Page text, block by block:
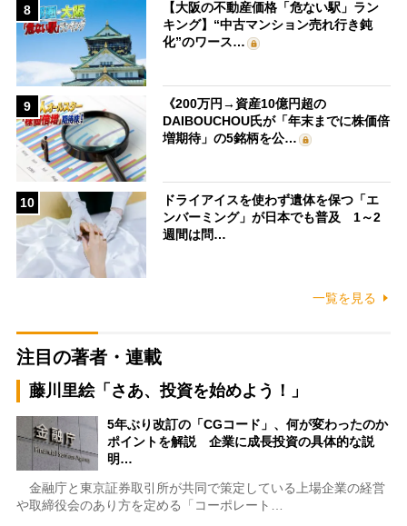
8
【大阪の不動産価格「危ない駅」ラン
キング】“中古マンション売れ行き鈍
化”のワース…
9
《200万円→資産10億円超の
DAIBOUCHOU氏が「年末までに株価倍
増期待」の5銘柄を公…
10
ドライアイスを使わず遺体を保つ「エ
ンバーミング」が日本でも普及 1～2
週間は問…
一覧を見る
注目の著者・連載
藤川里絵「さあ、投資を始めよう！」
5年ぶり改訂の「CGコード」、何が変わったのか
ポイントを解説 企業に成長投資の具体的な説
明…
金融庁と東京証券取引所が共同で策定している上場企業の経営
や取締役会のあり方を定める「コーポレート…